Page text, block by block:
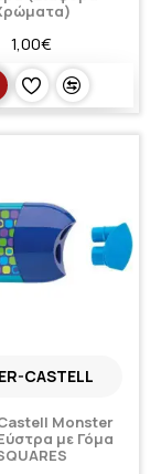
1,00€
CASTELL
Monster
με Γόμα